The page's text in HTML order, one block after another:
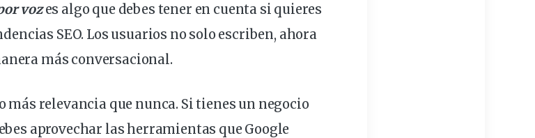
vozes algo que debes tener en cuenta si quieres
SEO. Los usuarios no solo escriben, ahora
más conversacional.
más relevancia que nunca. Si tienes un negocio
aprovechar las herramientas queGoogle